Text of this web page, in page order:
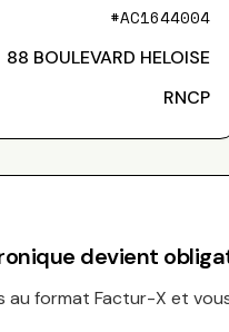
#AC1644004
88 BOULEVARD HELOISE
RNCP
devient
au format Factur-X et